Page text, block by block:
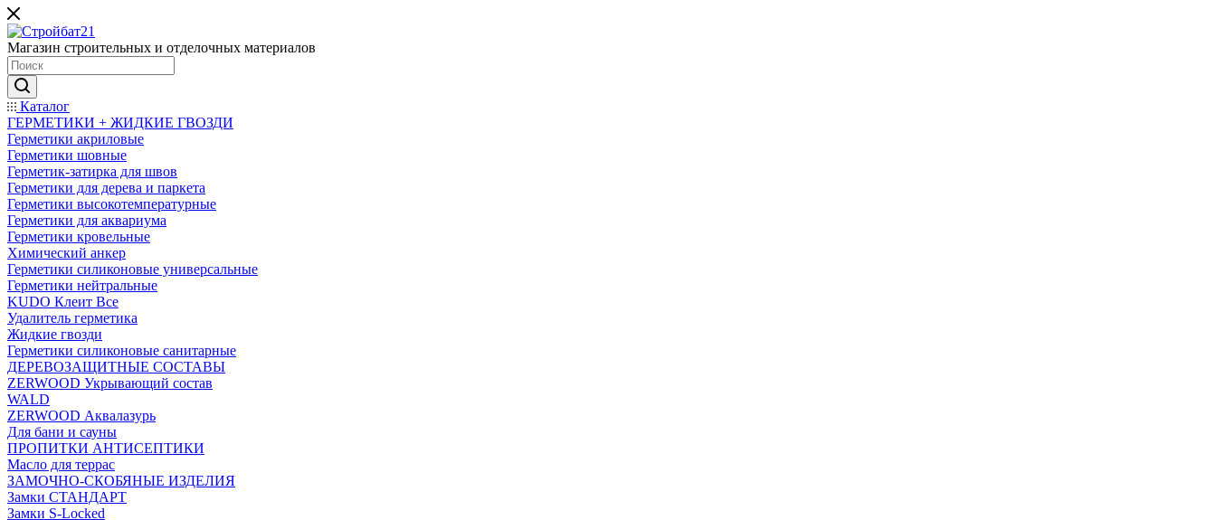
Магазин строительных и отделочных материалов
Каталог
ГЕРМЕТИКИ + ЖИДКИЕ ГВОЗДИ
Герметики акриловые
Герметики шовные
Герметик-затирка для швов
Герметики для дерева и паркета
Герметики высокотемпературные
Герметики для аквариума
Герметики кровельные
Химический анкер
Герметики силиконовые универсальные
Герметики нейтральные
KUDO Клеит Все
Удалитель герметика
Жидкие гвозди
Герметики силиконовые санитарные
ДЕРЕВОЗАЩИТНЫЕ СОСТАВЫ
ZERWOOD Укрывающий состав
WALD
ZERWOOD Аквалазурь
Для бани и сауны
ПРОПИТКИ АНТИСЕПТИКИ
Масло для террас
ЗАМОЧНО-СКОБЯНЫЕ ИЗДЕЛИЯ
Замки СТАНДАРТ
Замки S-Locked